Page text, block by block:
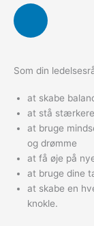
L
e
d
i
n
Som din
at skabe
at stå
at bruge
og drømme
at få øje på
at bruge dine
at skabe en
knokle.